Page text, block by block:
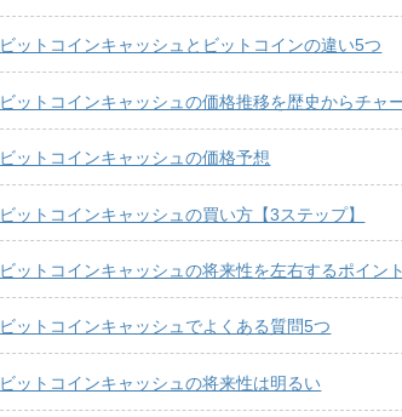
ビットコインキャッシュとビットコインの違い5つ
ビットコインキャッシュの価格推移を歴史からチャ
ビットコインキャッシュの価格予想
ビットコインキャッシュの買い方【3ステップ】
ビットコインキャッシュの将来性を左右するポイン
ビットコインキャッシュでよくある質問5つ
ビットコインキャッシュの将来性は明るい